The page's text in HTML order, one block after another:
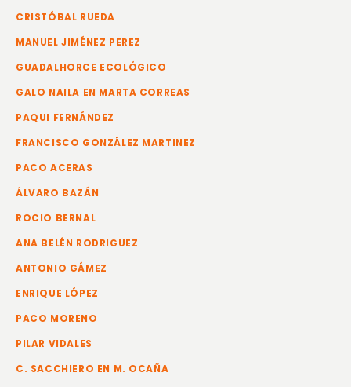
CRISTÓBAL RUEDA
MANUEL JIMÉNEZ PEREZ
GUADALHORCE ECOLÓGICO
GALO NAILA EN MARTA CORREAS
PAQUI FERNÁNDEZ
FRANCISCO GONZÁLEZ MARTINEZ
PACO ACERAS
ÁLVARO BAZÁN
ROCIO BERNAL
ANA BELÉN RODRIGUEZ
ANTONIO GÁMEZ
ENRIQUE LÓPEZ
PACO MORENO
PILAR VIDALES
C. SACCHIERO EN M. OCAÑA